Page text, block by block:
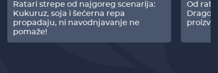
Ratari strepe od najgoreg scenarija:
Kukuruz, soja i šećerna repa
propadaju, ni navodnjavanje ne
pomaže!
Od